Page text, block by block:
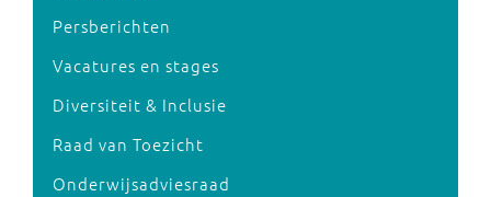
Persberichten
Vacatures en stages
Diversiteit & Inclusie
Raad van Toezicht
Onderwijsadviesraad